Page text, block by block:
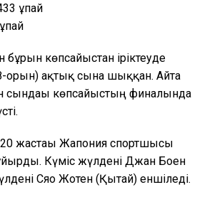
ұпай
көпсайыстан іріктеуде
орын) ақтық сынға шыққан. Айта
сындағы көпсайыстың финалында
жастағы Жапония спортшысы
Күміс жүлдені Джан Боен
Сяо Жотен (Қытай) еншіледі.